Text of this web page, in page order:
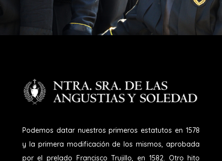
Podemos datar nuestros primeros estatutos en 1578
y la primera modificación de los mismos, aprobada
por el prelado Francisco Trujillo, en 1582. Otro hito